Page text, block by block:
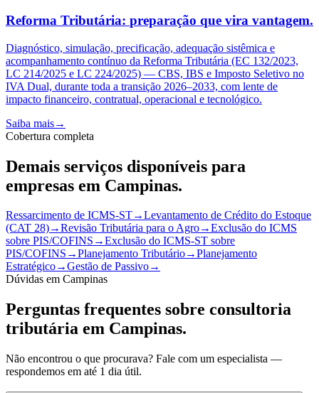
Reforma Tributária: preparação que vira vantagem.
Diagnóstico, simulação, precificação, adequação sistêmica e
acompanhamento contínuo da Reforma Tributária (EC 132/2023,
LC 214/2025 e LC 224/2025) — CBS, IBS e Imposto Seletivo no
IVA Dual, durante toda a transição 2026–2033, com lente de
impacto financeiro, contratual, operacional e tecnológico.
Saiba mais→
Cobertura completa
Demais serviços disponíveis para
empresas em Campinas.
Ressarcimento de ICMS-ST→Levantamento de Crédito do Estoque
(CAT 28)→Revisão Tributária para o Agro→Exclusão do ICMS
sobre PIS/COFINS →Exclusão do ICMS-ST sobre
PIS/COFINS →Planejamento Tributário→Planejamento
Estratégico→Gestão de Passivo→
Dúvidas em Campinas
Perguntas frequentes sobre consultoria
tributária em Campinas.
Não encontrou o que procurava? Fale com um especialista —
respondemos em até 1 dia útil.